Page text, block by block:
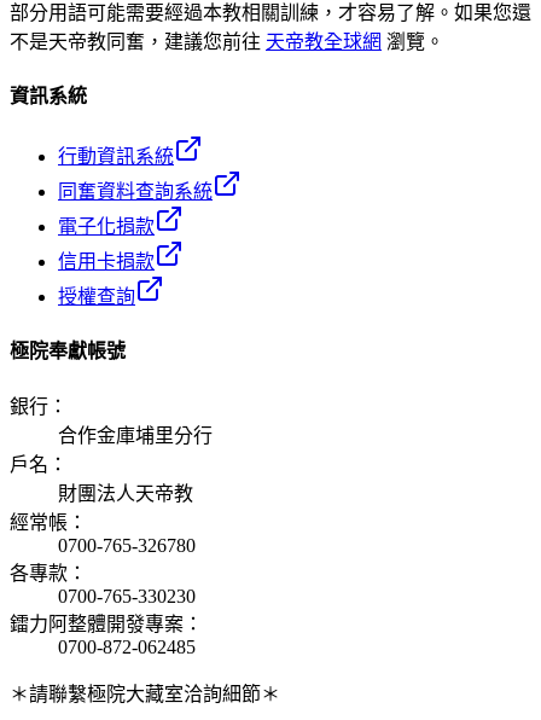
部分用語可能需要經過本教相關訓練，才容易了解。如果您還
不是天帝教同奮，建議您前往 天帝教全球網 瀏覽。
資訊系統
行動資訊系統
同奮資料查詢系統
電子化捐款
信用卡捐款
授權查詢
極院奉獻帳號
銀行 ：
合作金庫埔里分行
戶名 ：
財團法人天帝教
經常帳 ：
0700-765-326780
各專款 ：
0700-765-330230
鐳力阿整體開發專案 ：
0700-872-062485
＊請聯繫極院大藏室洽詢細節＊